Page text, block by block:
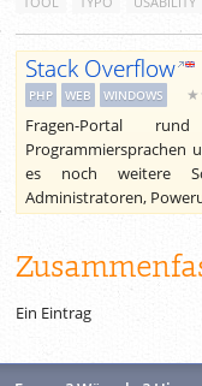
Stack Overflow
PHP
WEB WINDOWS
Fragen-Portal
Programmiersprachen
es noch weitere
Administratoren,
Ein Eintrag